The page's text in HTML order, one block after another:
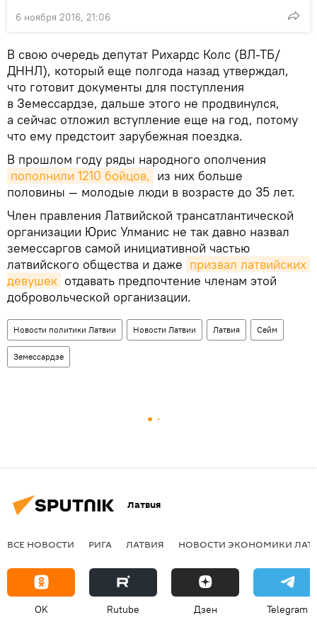
6 ноября 2016, 21:06
В свою очередь депутат Рихардс Колс (ВЛ-ТБ/
ДННЛ), который еще полгода назад утверждал,
что готовит документы для поступления
в Земессардзе, дальше этого не продвинулся,
а сейчас отложил вступление еще на год, потому
что ему предстоит зарубежная поездка.
В прошлом году ряды народного ополчения
пополнили 1210 бойцов, из них больше
половины — молодые люди в возрасте до 35 лет.
Член правления Латвийской трансатлантической
организации Юрис Улманис не так давно назвал
земессаргов самой инициативной частью
латвийского общества и даже призвал латвийских
девушек отдавать предпочтение членам этой
добровольческой организации.
Новости политики Латвии Новости Латвии Латвия Сейм
Земессардзе
Латвия
ВСЕ НОВОСТИ РИГА ЛАТВИЯ НОВОСТИ ЭКОНОМИКИ
OK Rutube Дзен Telegram